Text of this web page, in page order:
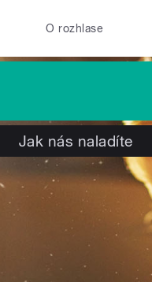
O rozhlase
Jak nás naladíte